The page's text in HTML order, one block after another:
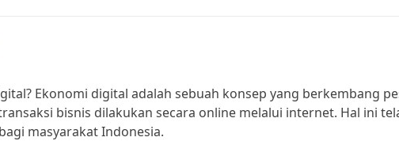
Ekonomi digital adalah sebuah konsep yang berkembang
bisnis dilakukan secara online melalui internet. Hal ini
masyarakat Indonesia.